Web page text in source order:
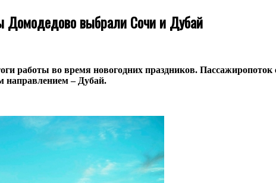
Домодедово выбрали Сочи и Дубай
работы во время новогодних праздников.
– Дубай.